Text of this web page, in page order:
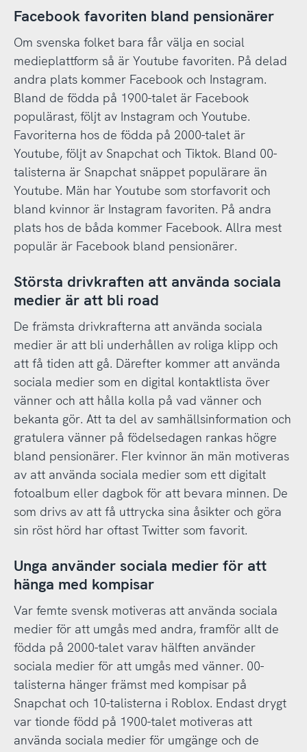
Facebook favoriten bland pensionärer
Om svenska folket bara får välja en social
medieplattform så är Youtube favoriten. På delad
andra plats kommer Facebook och Instagram.
Bland de födda på 1900-talet är Facebook
populärast, följt av Instagram och Youtube.
Favoriterna hos de födda på 2000-talet är
Youtube, följt av Snapchat och Tiktok. Bland 00-
talisterna är Snapchat snäppet populärare än
Youtube. Män har Youtube som storfavorit och
bland kvinnor är Instagram favoriten. På andra
plats hos de båda kommer Facebook. Allra mest
populär är Facebook bland pensionärer.
Största drivkraften att använda sociala
medier är att bli road
De främsta drivkrafterna att använda sociala
medier är att bli underhållen av roliga klipp och
att få tiden att gå. Därefter kommer att använda
sociala medier som en digital kontaktlista över
vänner och att hålla kolla på vad vänner och
bekanta gör. Att ta del av samhällsinformation och
gratulera vänner på födelsedagen rankas högre
bland pensionärer. Fler kvinnor än män motiveras
av att använda sociala medier som ett digitalt
fotoalbum eller dagbok för att bevara minnen. De
som drivs av att få uttrycka sina åsikter och göra
sin röst hörd har oftast Twitter som favorit.
Unga använder sociala medier för att
hänga med kompisar
Var femte svensk motiveras att använda sociala
medier för att umgås med andra, framför allt de
födda på 2000-talet varav hälften använder
sociala medier för att umgås med vänner. 00-
talisterna hänger främst med kompisar på
Snapchat och 10-talisterna i Roblox. Endast drygt
var tionde född på 1900-talet motiveras att
använda sociala medier för umgänge och de